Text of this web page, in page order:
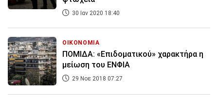
30 Ιαν 2020 18:40
ΟΙΚΟΝΟΜΙΑ
ΠΟΜΙΔΑ: «Επιδοματικού» χαρακτήρα η
μείωση του ΕΝΦΙΑ
29 Νοε 2018 07:27